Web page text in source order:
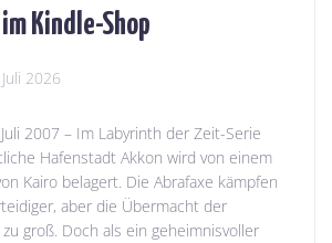
Kindle-Shop
2026
2007 – Im Labyrinth der Zeit-Serie
Hafenstadt Akkon wird von einem
Kairo belagert. Die Abrafaxe kämpfen
aber die Übermacht der
groß. Doch als ein geheimnisvoller